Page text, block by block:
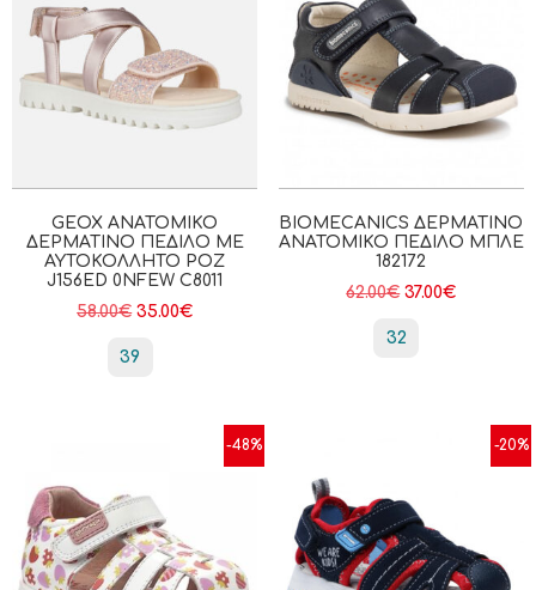
GEOX ΑΝΑΤΟΜΙΚΌ
ΔΕΡΜΆΤΙΝΟ ΠΈΔΙΛΟ ΜΕ
ΑΥΤΟΚΌΛΛΗΤΟ ΡΟΖ
J156ED 0NFEW C8011
58.00€ 35.00€
39
BIOMECANICS ΔΕΡΜΆΤΙΝΟ
ΑΝΑΤΟΜΙΚΌ ΠΈΔΙΛΟ ΜΠΛΈ
182172
62.00€ 37.00€
32
-48% -20%